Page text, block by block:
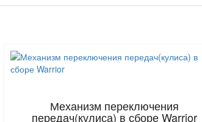
Механизм переключения
передач(кулиса) в сборе Warrior